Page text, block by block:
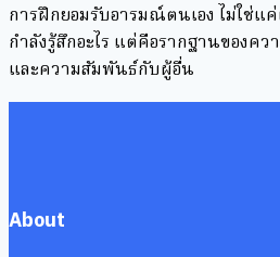
การฝึกยอมรับอารมณ์ตนเอง ไม่ใช่แค่
กำลังรู้สึกอะไร แต่คือรากฐานของค
และความสัมพันธ์กับผู้อื่น
About